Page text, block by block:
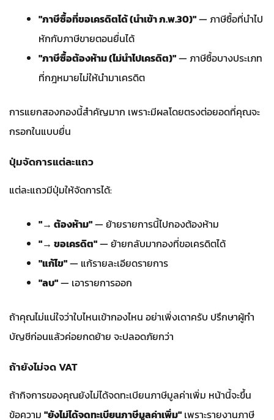
"ภาษีซื้อที่ขอเครดิตได้ (นำเข้า ภ.พ.30)"— ภาษีซื้อที่นำไป
หักกับภาษีขายตอนยื่นได้
"ภาษีซื้อต้องห้าม (ไม่นำไปเครดิต)"— ภาษีซื้อบางประเภท
ที่กฎหมายไม่ให้นำมาเครดิต
การแยกสองกองนี้สำคัญมาก เพราะมีผลโดยตรงต่อยอดที่คุณจะ
กรอกในแบบยื่น
ปุ่มจัดการแต่ละแถว
แต่ละแถวมีปุ่มให้จัดการได้:
"→ ต้องห้าม"— ย้ายรายการนี้ไปกองต้องห้าม
"→ ขอเครดิต"— ย้ายกลับมากองที่ขอเครดิตได้
"แก้ไข"— แก้รายละเอียดรายการ
"ลบ"— เอารายการออก
ถ้าคุณไม่แน่ใจว่าใบไหนเข้ากองไหน อย่าเพิ่งเดาครับ ปรึกษาผู้ทำ
บัญชีก่อนแล้วค่อยกดย้าย จะปลอดภัยกว่า
ถ้ายังไม่จด VAT
ถ้ากิจการของคุณยังไม่ได้จดทะเบียนภาษีมูลค่าเพิ่ม หน้านี้จะขึ้น
ข้อความ "ยังไม่ได้จดทะเบียนภาษีมูลค่าเพิ่ม" เพราะรายงานภาษี